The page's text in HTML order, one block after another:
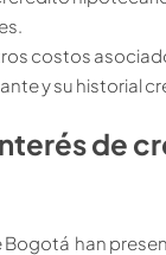
costos
y su historial
de
han